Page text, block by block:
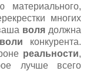
многих
волядолжна
воли конкурента.
реальности,
лучше всего